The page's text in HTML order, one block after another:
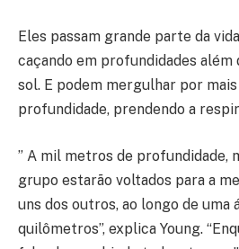
Eles passam grande parte da
caçando em profundidades além
sol. E podem mergulhar por
profundidade, prendendo a
” A mil metros de profundidade,
grupo estarão voltados para a
uns dos outros, ao longo de uma
quilômetros”, explica Young.